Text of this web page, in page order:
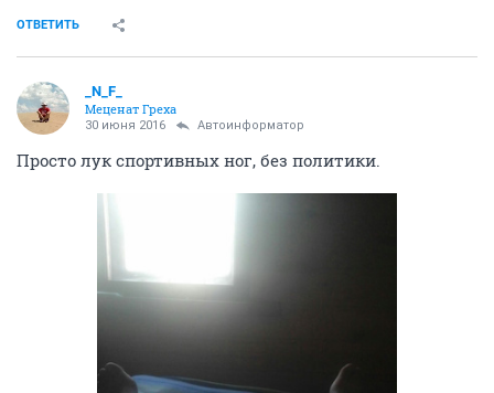
ОТВЕТИТЬ
_N_F_
Меценат Греха
30 июня 2016 Автоинформатор
Просто лук спортивных ног, без политики.